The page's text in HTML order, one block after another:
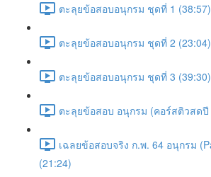
ตะลุยข้อสอบอนุกรม ชุดที่ 1 (38:57)
ตะลุยข้อสอบอนุกรม ชุดที่ 2 (23:04)
ตะลุยข้อสอบอนุกรม ชุดที่ 3 (39:30)
ตะลุยข้อสอบ อนุกรม (คอร์สติวสดปี
เฉลยข้อสอบจริง ก.พ. 64 อนุกรม
(21:24)